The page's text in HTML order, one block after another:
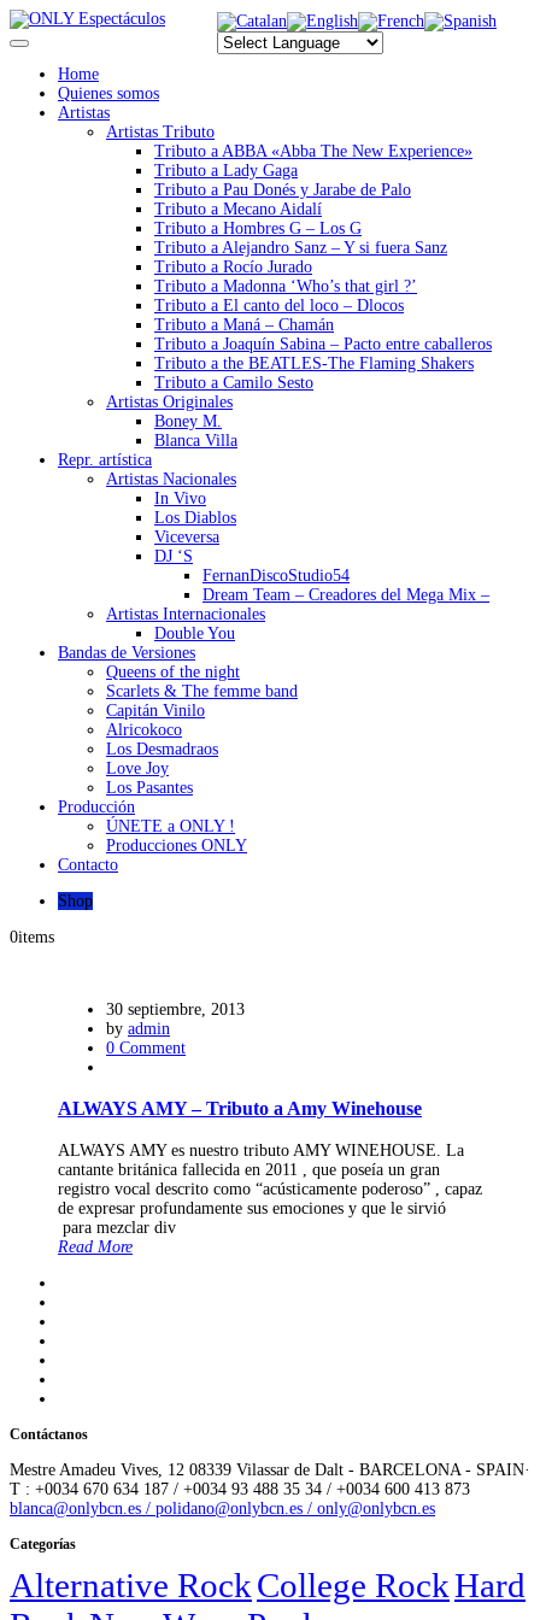
Home
Quienes somos
Artistas
Artistas Tributo
Tributo a ABBA «Abba The New Experience»
Tributo a Lady Gaga
Tributo a Pau Donés y Jarabe de Palo
Tributo a Mecano Aidalí
Tributo a Hombres G – Los G
Tributo a Alejandro Sanz – Y si fuera Sanz
Tributo a Rocío Jurado
Tributo a Madonna ‘Who’s that girl ?’
Tributo a El canto del loco – Dlocos
Tributo a Maná – Chamán
Tributo a Joaquín Sabina – Pacto entre caballeros
Tributo a the BEATLES-The Flaming Shakers
Tributo a Camilo Sesto
Artistas Originales
Boney M.
Blanca Villa
Repr. artística
Artistas Nacionales
In Vivo
Los Diablos
Viceversa
DJ ‘S
FernanDiscoStudio54
Dream Team – Creadores del Mega Mix –
Artistas Internacionales
Double You
Bandas de Versiones
Queens of the night
Scarlets & The femme band
Capitán Vinilo
Alricokoco
Los Desmadraos
Love Joy
Los Pasantes
Producción
ÚNETE a ONLY !
Producciones ONLY
Contacto
Shop
0items
30 septiembre, 2013
by admin
0 Comment
ALWAYS AMY – Tributo a Amy Winehouse
ALWAYS AMY es nuestro tributo AMY WINEHOUSE. La
cantante británica fallecida en 2011 , que poseía un gran
registro vocal descrito como “acústicamente poderoso” , capaz
de expresar profundamente sus emociones y que le sirvió
para mezclar div
Read More
Contáctanos
Mestre Amadeu Vives, 12 08339 Vilassar de Dalt - BARCELONA - SPAIN·
T : +0034 670 634 187 / +0034 93 488 35 34 / +0034 600 413 873
blanca@onlybcn.es / polidano@onlybcn.es / only@onlybcn.es
Categorías
Alternative RockCollege RockHard